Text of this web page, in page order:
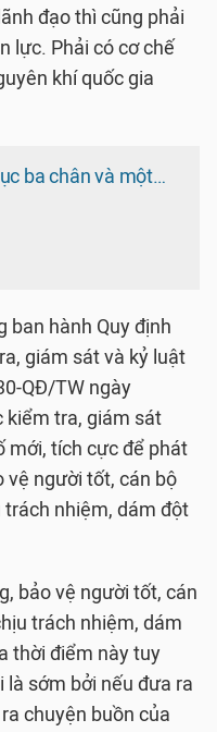
đạo thì cũng phải
lực. Phải có cơ chế
khí quốc gia
ba chân và một…
ban hành Quy định
giám sát và kỷ luật
QĐ/TW ngày
kiểm tra, giám sát
mới, tích cực để phát
vệ người tốt, cán bộ
nhiệm, dám đột
bảo vệ người tốt, cán
trách nhiệm, dám
thời điểm này tuy
sớm bởi nếu đưa ra
chuyện buồn của